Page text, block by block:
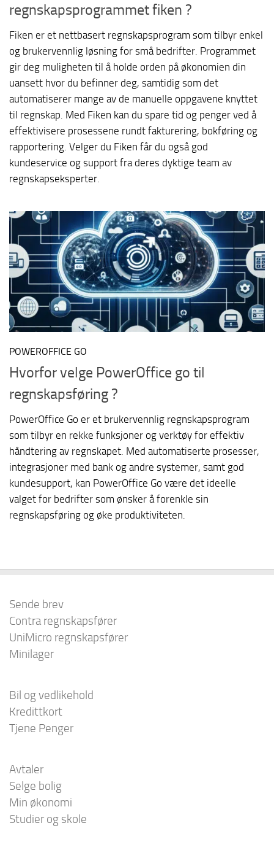
regnskapsprogrammet fiken ?
Fiken er et nettbasert regnskapsprogram som tilbyr enkel
og brukervennlig løsning for små bedrifter. Programmet
gir deg muligheten til å holde orden på økonomien din
uansett hvor du befinner deg, samtidig som det
automatiserer mange av de manuelle oppgavene knyttet
til regnskap. Med Fiken kan du spare tid og penger ved å
effektivisere prosessene rundt fakturering, bokføring og
rapportering. Velger du Fiken får du også god
kundeservice og support fra deres dyktige team av
regnskapseksperter.
POWEROFFICE GO
Hvorfor velge PowerOffice go til
regnskapsføring ?
PowerOffice Go er et brukervennlig regnskapsprogram
som tilbyr en rekke funksjoner og verktøy for effektiv
håndtering av regnskapet. Med automatiserte prosesser,
integrasjoner med bank og andre systemer, samt god
kundesupport, kan PowerOffice Go være det ideelle
valget for bedrifter som ønsker å forenkle sin
regnskapsføring og øke produktiviteten.
Sende brev
Contra regnskapsfører
UniMicro regnskapsfører
Minilager
Bil og vedlikehold
Kredittkort
Tjene Penger
Avtaler
Selge bolig
Min økonomi
Studier og skole